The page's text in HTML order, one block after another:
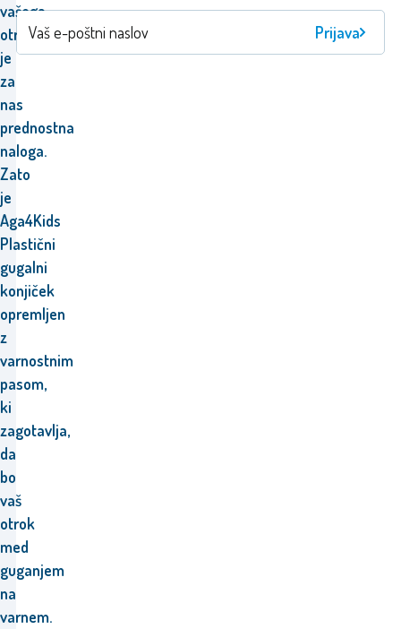
vašega
otroka
je
za
nas
prednostna
naloga.
Zato
je
Aga4Kids
Plastični
gugalni
konjiček
opremljen
z
varnostnim
pasom,
ki
zagotavlja,
da
bo
vaš
otrok
med
guganjem
na
varnem.
Prijava